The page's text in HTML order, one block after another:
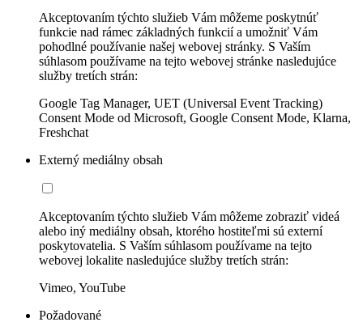
Akceptovaním týchto služieb Vám môžeme poskytnúť
funkcie nad rámec základných funkcií a umožniť Vám
pohodlné používanie našej webovej stránky. S Vaším
súhlasom používame na tejto webovej stránke nasledujúce
služby tretích strán:
Google Tag Manager, UET (Universal Event Tracking)
Consent Mode od Microsoft, Google Consent Mode, Klarna,
Freshchat
Externý mediálny obsah
Akceptovaním týchto služieb Vám môžeme zobraziť videá
alebo iný mediálny obsah, ktorého hostiteľmi sú externí
poskytovatelia. S Vaším súhlasom používame na tejto
webovej lokalite nasledujúce služby tretích strán:
Vimeo, YouTube
Požadované